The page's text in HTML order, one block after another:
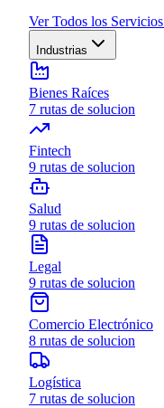
Ver Todos los Servicios
Industrias
Bienes Raíces
7 rutas de solucion
Fintech
9 rutas de solucion
Salud
9 rutas de solucion
Legal
9 rutas de solucion
Comercio Electrónico
8 rutas de solucion
Logística
7 rutas de solucion